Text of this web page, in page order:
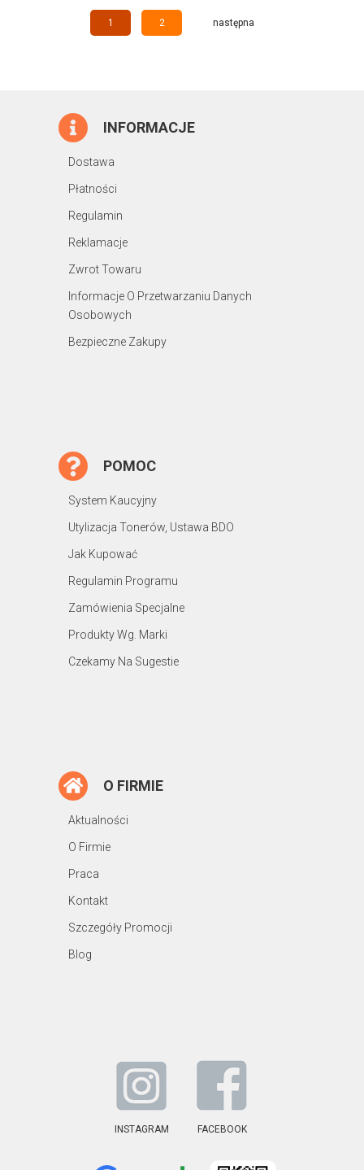
1 2 następna
INFORMACJE
Dostawa
Płatności
Regulamin
Reklamacje
Zwrot Towaru
Informacje O Przetwarzaniu Danych
Osobowych
Bezpieczne Zakupy
POMOC
System Kaucyjny
Utylizacja Tonerów, Ustawa BDO
Jak Kupować
Regulamin Programu
Zamówienia Specjalne
Produkty Wg. Marki
Czekamy Na Sugestie
O FIRMIE
Aktualności
O Firmie
Praca
Kontakt
Szczegóły Promocji
Blog
INSTAGRAM FACEBOOK